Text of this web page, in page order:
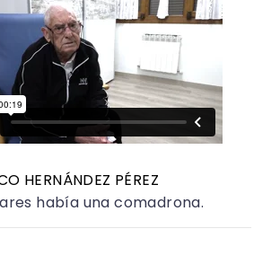
HERNÁNDEZ PÉREZ
había una comadrona.